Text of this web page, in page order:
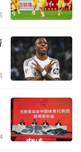
其惨烈的长期
都将占据雄鹿
为参考，这差不
年薪，也与凯
话说，雄鹿账
却得不到任何